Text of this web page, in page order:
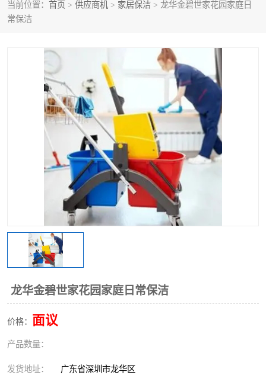
当前位置： 首页 > 供应商机 > 家居保洁 > 龙华金碧世家花园家庭日
常保洁
龙华金碧世家花园家庭日常保洁
价格： 面议
产品数量：
发货地址： 广东省深圳市龙华区